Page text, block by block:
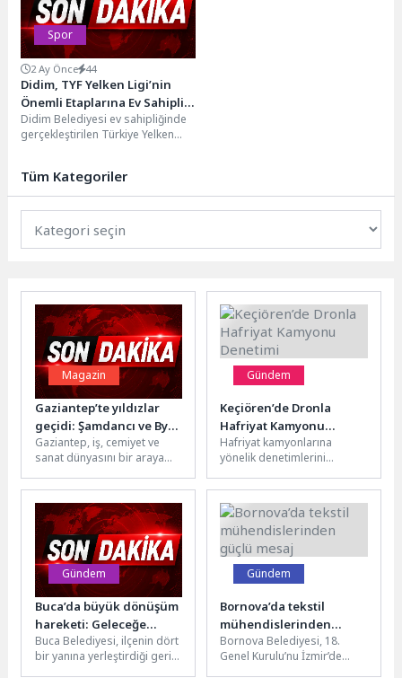
Spor
2 Ay Önce 44
Didim, TYF Yelken Ligi’nin
Önemli Etaplarına Ev Sahipliği
Yaptı
Didim Belediyesi ev sahipliğinde
gerçekleştirilen Türkiye Yelken
Didim,...
Tüm Kategoriler
Magazin
Gaziantep’te yıldızlar
geçidi: Şamdancı ve By
Mustafa açılışı ile Green
Park’ta görkemli gala
Gaziantep, iş, cemiyet ve
sanat dünyasını bir araya
organizasyona ev sahipliği
yaptı....
Gündem
Keçiören’de Dronla
Hafriyat Kamyonu
Denetimi
Hafriyat kamyonlarına
yönelik denetimlerini
Belediyesi Zabıta Müdürlüğü
ekipleri, tonaj ihlali ve kaçak
hafriyat...
Gündem
Buca’da büyük dönüşüm
hareketi: Geleceğe
miras, doğaya nefes!
Buca Belediyesi, ilçenin dört
bir yanına yerleştirdiği geri
Gündem
Bornova’da tekstil
mühendislerinden
güçlü mesaj
Bornova Belediyesi, 18.
Genel Kurulu’nu İzmir’de